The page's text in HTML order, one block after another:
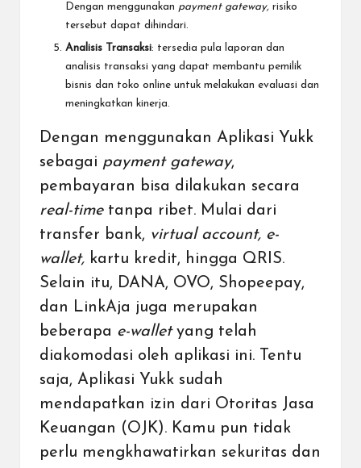
Dengan menggunakan payment gateway, risiko
tersebut dapat dihindari.
Analisis Transaksi: tersedia pula laporan dan
analisis transaksi yang dapat membantu pemilik
bisnis dan toko online untuk melakukan evaluasi dan
meningkatkan kinerja.
Dengan menggunakan Aplikasi Yukk
sebagai payment gateway,
pembayaran bisa dilakukan secara
real-timetanpa ribet. Mulai dari
transfer bank, virtual account, e-
wallet, kartu kredit, hingga QRIS.
Selain itu, DANA, OVO, Shopeepay,
dan LinkAja juga merupakan
beberapa e-walletyang telah
diakomodasi oleh aplikasi ini. Tentu
saja, Aplikasi Yukk sudah
mendapatkan izin dari Otoritas Jasa
Keuangan (OJK). Kamu pun tidak
perlu mengkhawatirkan sekuritas dan